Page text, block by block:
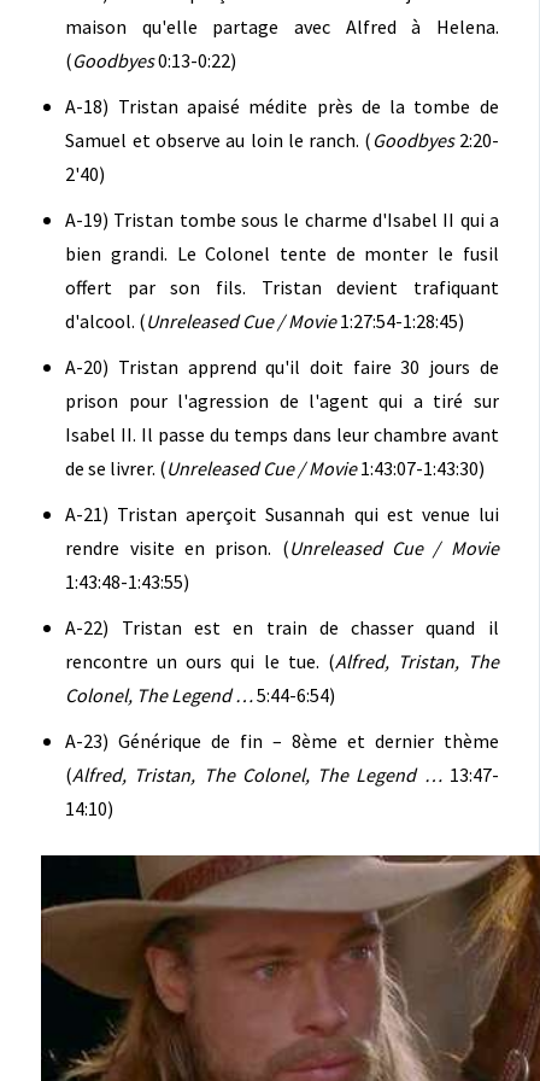
maison qu'elle partage avec Alfred à Helena.
(Goodbyes0:13-0:22)
A-18) Tristan apaisé médite près de la tombe de
Samuel et observe au loin le ranch. ( Goodbyes2:20-
2'40)
A-19) Tristan tombe sous le charme d'Isabel II qui a
bien grandi. Le Colonel tente de monter le fusil
offert par son fils. Tristan devient trafiquant
d'alcool. (Unreleased Cue / Movie1:27:54-1:28:45)
A-20) Tristan apprend qu'il doit faire 30 jours de
prison pour l'agression de l'agent qui a tiré sur
Isabel II. Il passe du temps dans leur chambre avant
de se livrer. (Unreleased Cue / Movie1:43:07-1:43:30)
A-21) Tristan aperçoit Susannah qui est venue lui
rendre visite en prison. (Unreleased Cue / Movie
1:43:48-1:43:55)
A-22) Tristan est en train de chasser quand il
rencontre un ours qui le tue. (Alfred, Tristan, The
Colonel, The Legend …5:44-6:54)
A-23) Générique de fin – 8ème et dernier thème
(Alfred, Tristan, The Colonel, The Legend … 13:47-
14:10)